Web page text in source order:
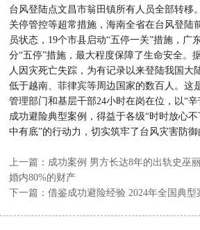
台风登陆点文昌市翁田镇所有人员全部转移
关停管控等超常措施，海南全省在台风登陆
员状态，19个市县启动“五停一关”措施，广
分“五停”措施，最大程度保障了生命安全。
人因灾死亡失踪，为有记录以来登陆我国大
低于越南、菲律宾等周边国家的数百人。这
管理部门和基层干部24小时在岗在位，以“
成功避险典型案例，得益于各级“时时放心
中有底”的行动力，切实筑牢了台风灾害防御
上一篇：成功案例 男方长达8年的出轨史巫
婚内80%的财产
下一篇：借鉴成功避险经验 2024年全国典型